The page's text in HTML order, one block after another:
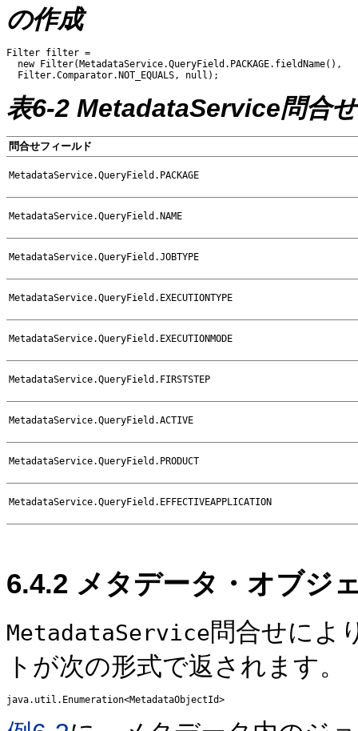
の作成
Filter filter =
  new Filter(MetadataService.QueryField.PACKAGE.fieldName(),
表6-2 MetadataService問合
問合せフィールド
MetadataService.QueryField.PACKAGE
MetadataService.QueryField.NAME
MetadataService.QueryField.JOBTYPE
MetadataService.QueryField.EXECUTIONTYPE
MetadataService.QueryField.EXECUTIONMODE
MetadataService.QueryField.FIRSTSTEP
MetadataService.QueryField.ACTIVE
MetadataService.QueryField.PRODUCT
MetadataService.QueryField.EFFECTIVEAPPLICATION
6.4.2 メタデータ・オブジ
MetadataService問合せによ
トが次の形式で返されます。